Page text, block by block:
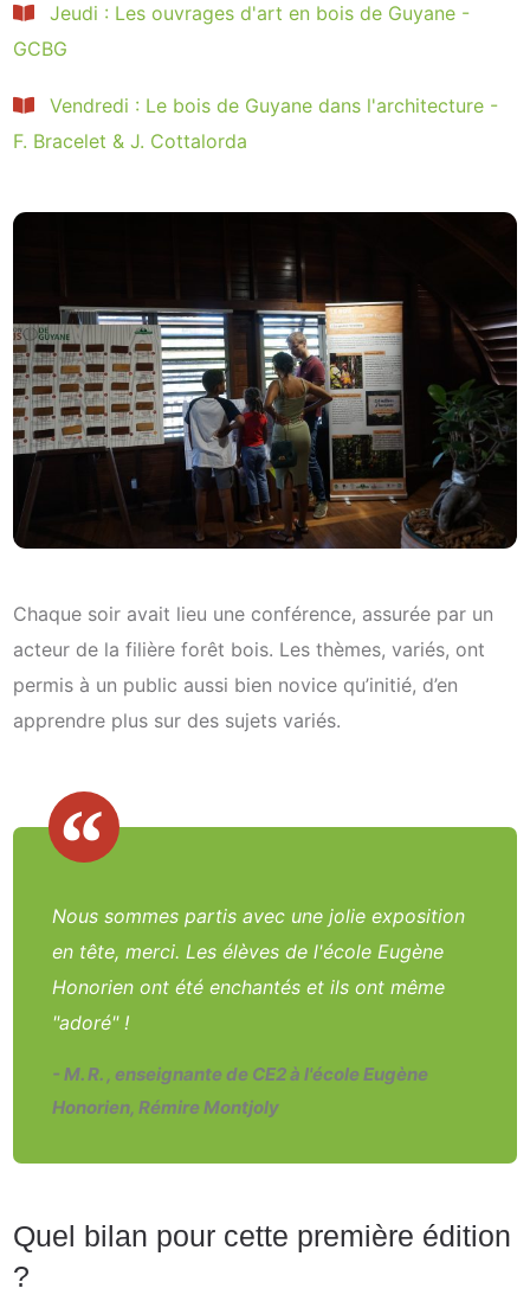
Jeudi : Les ouvrages d'art en bois de Guyane -
GCBG
Vendredi : Le bois de Guyane dans l'architecture -
F. Bracelet & J. Cottalorda
Chaque soir avait lieu une conférence, assurée par un
acteur de la filière forêt bois. Les thèmes, variés, ont
permis à un public aussi bien novice qu’initié, d’en
apprendre plus sur des sujets variés.
Nous sommes partis avec une jolie exposition
en tête, merci. Les élèves de l'école Eugène
Honorien ont été enchantés et ils ont même
"adoré" !
- M. R. , enseignante de CE2 à l'école Eugène
Honorien, Rémire Montjoly
Quel bilan pour cette première édition
?